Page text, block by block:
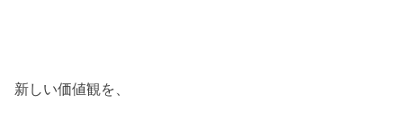
新しい価値観を、